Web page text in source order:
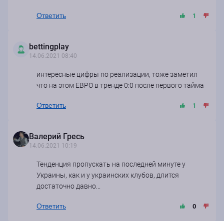
Ответить 1
bettingplay
14.06.2021 08:40
интересные цифры по реализации, тоже заметил
что на этом ЕВРО в тренде 0:0 после первого тайма
Ответить 1
Валерий Гресь
14.06.2021 10:19
Тенденция пропускать на последней минуте у
Украины, как и у украинских клубов, длится
достаточно давно...
Ответить 0